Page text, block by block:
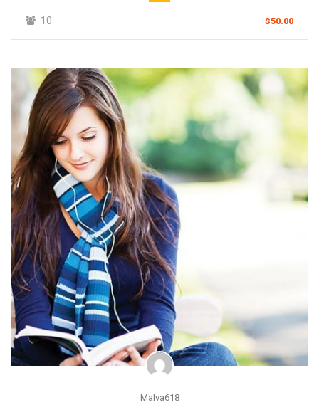
10 $50.00
Malva618